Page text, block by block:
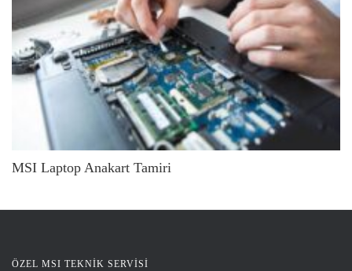
MSI Laptop Anakart Tamiri
ÖZEL MSI TEKNİK SERVİSİ